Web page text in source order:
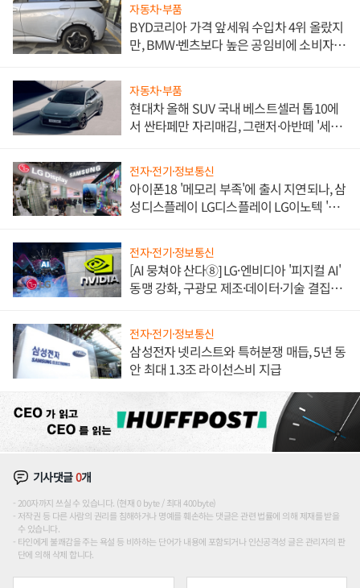
자동차·부품
BYD코리아 가격 앞세워 수입차 4위 올랐지
만, BMW·벤츠보다 높은 공임비에 소비자
자동차·부품
현대차 올해 SUV 국내 베스트셀러 톱10에
서 싼타페만 자리매김, 그랜저·아반떼 '세단
전자·전기·정보통신
아이폰18 '메모리 부족'에 출시 지연되나, 삼
성디스플레이 LG디스플레이 LG이노텍 '탈
전자·전기·정보통신
[AI 뭉쳐야 산다⑧] LG·엔비디아 '피지컬 AI'
동맹 강화, 구광모 제조·데이터·기술 결집
전자·전기·정보통신
삼성전자 넷리스트와 특허분쟁 매듭, 5년 동
안 최대 1.3조 라이선스비 지급
기사댓글0개
200자까지 쓰실 수 있습니다. (현재 0 byte / 최대 400byte)
저작권 등 다른 사람의 권리를 침해하거나 명예를 훼손하는 댓글은 관련 법률에 의해 제재를 받을
수 있습니다.
타인에게 불쾌감을 주는 욕설 등 비하하는 단어가 내용에 포함되거나 인신공격성 글은 관리자의 판
단에 의해 삭제 합니다.